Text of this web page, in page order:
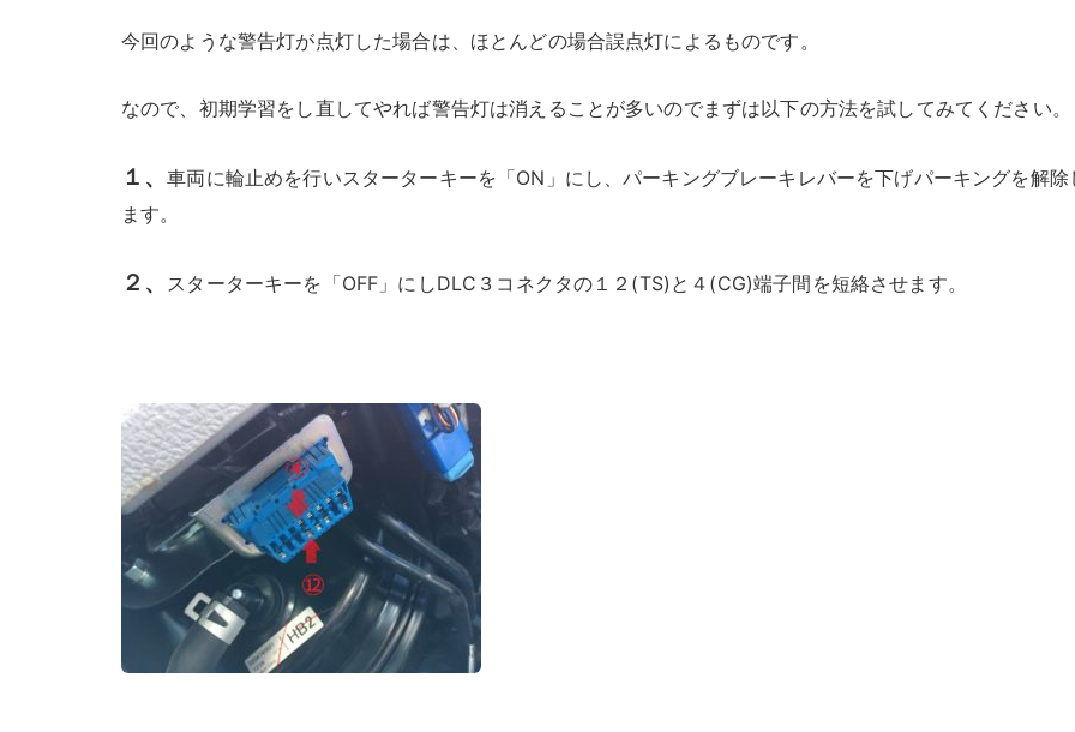
今回のような警告灯が点灯した場合は、ほとんどの場合誤点灯によるものです。
なので、初期学習をし直してやれば警告灯は消えることが多いのでまずは以下の方法を試してみてください。
１、車両に輪止めを行いスターターキーを「ON」にし、パーキングブレーキレバーを下げパーキングを解除
ます。
２、 スターターキーを「OFF」にしDLC３コネクタの１２(TS)と４(CG)端子間を短絡させます。